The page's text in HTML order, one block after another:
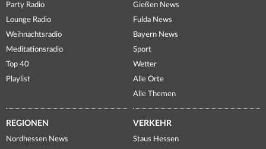
Party Radio
Lounge Radio
Weihnachtsradio
Meditationsradio
Top 40
Playlist
Gießen News
Fulda News
Bayern News
Sport
Wetter
Alle Orte
Alle Themen
REGIONEN
Nordhessen News
VERKEHR
Staus Hessen